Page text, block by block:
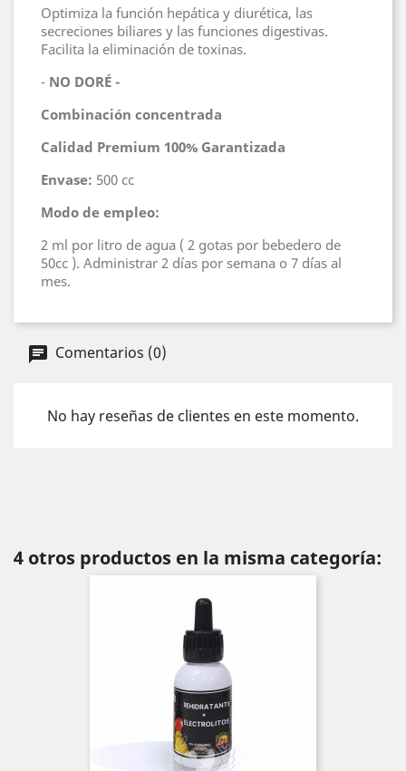
Optimiza la función hepática y diurética, las
secreciones biliares y las funciones digestivas.
Facilita la eliminación de toxinas.
- NO DORÉ -
Combinación concentrada
Calidad Premium 100% Garantizada
Envase: 500 cc
Modo de empleo:
2 ml por litro de agua ( 2 gotas por bebedero de
50cc ). Administrar 2 días por semana o 7 días al
mes.
Comentarios (0)
No hay reseñas de clientes en este momento.
4 otros productos en la misma categoría: